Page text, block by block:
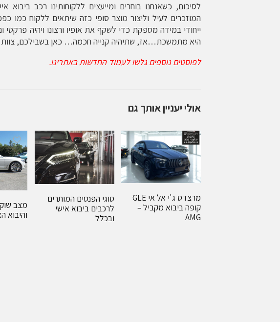
לסיכום, כשאנחנו בוחרים ומייעצים ללקוחותינו רכב
המוזכרים לעיל וליצור מוצר סופי כזה שיתאים ללקוח כמו
ייחודי במידה מספקת כדי לשקף את אופיו ורצונו ויהיה פרקטי
היא מתמשכת…אז, שתיהיה קנייה חכמה… כאן בשבילכם,
לפוסטים נוספים גלשו לעמוד החדשות באתרינו.
אולי יעניין אותך גם
מרצדס ג'י אל אי GLE
קופה ביבוא מקביל –
AMG
סוגי הפנסים המותרים
לרכבים ביבוא אישי
ובכלל
מצב
והיבוא